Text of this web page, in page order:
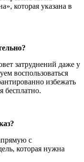
которая указана в
затруднений даже у
воспользоваться
избежать
бесплатно.
с
которая нужна